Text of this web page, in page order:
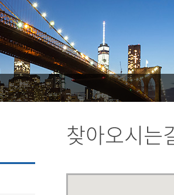
회원사
KOSFA
알림/자료
사진/영상
알림/자료
사진/영
찾아오시는